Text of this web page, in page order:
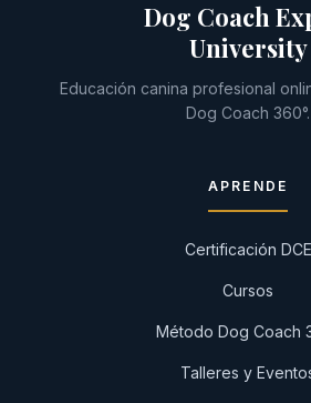
Dog Coach
University
Educación canina profesional
Dog Coach 360°.
APRENDE
Certificación DCE
Cursos
Método Dog Coach
Talleres y